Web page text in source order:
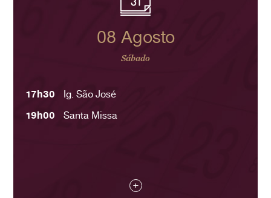
08 Agosto
Sábado
17h30
Ig. São José
19h00
Santa Missa
+